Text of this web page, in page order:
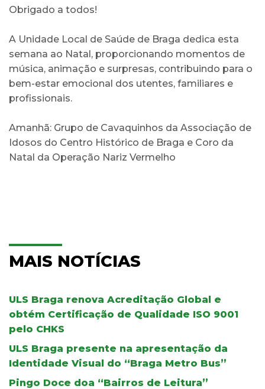
Obrigado a todos!
A Unidade Local de Saúde de Braga dedica esta
semana ao Natal, proporcionando momentos de
música, animação e surpresas, contribuindo para o
bem-estar emocional dos utentes, familiares e
profissionais.
Amanhã: Grupo de Cavaquinhos da Associação de
Idosos do Centro Histórico de Braga e Coro da
Natal da Operação Nariz Vermelho
MAIS NOTÍCIAS
ULS Braga renova Acreditação Global e
obtém Certificação de Qualidade ISO 9001
pelo CHKS
ULS Braga presente na apresentação da
Identidade Visual do “Braga Metro Bus”
Pingo Doce doa “Bairros de Leitura”